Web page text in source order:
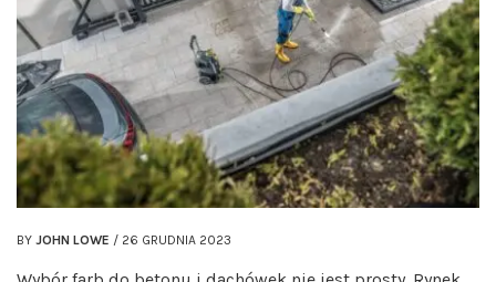
BY JOHN LOWE / 26 GRUDNIA 2023